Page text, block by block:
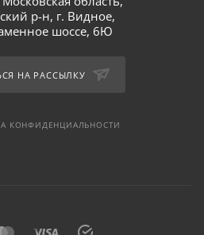
р-н, г. Видное,
шоссе, 6Ю
НА РАССЫЛКУ
КОНФИДЕНЦИАЛЬНОСТИ